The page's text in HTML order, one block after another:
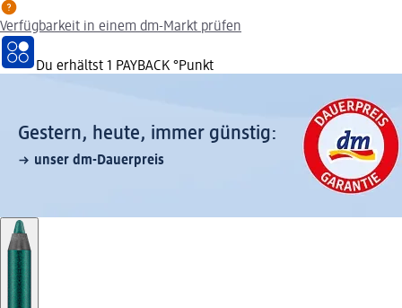
Verfügbarkeit in einem dm-Markt prüfen
Du erhältst 1 PAYBACK °Punkt
Gestern, heute, immer günstig:
unser dm-Dauerpreis